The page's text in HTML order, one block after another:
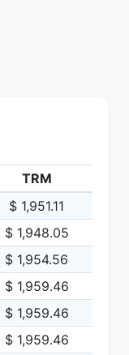
TRM
$ 1,951.11
$ 1,948.05
$ 1,954.56
$ 1,959.46
$ 1,959.46
$ 1,959.46